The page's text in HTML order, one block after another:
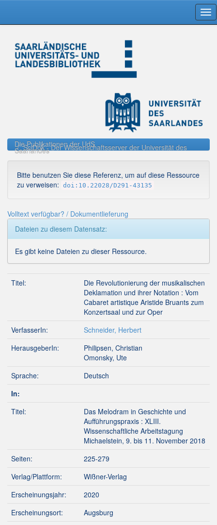
navigation
Die Publikationen der UdS
SciDok - Der Wissenschaftsserver der Universität des
Saarlandes
Bitte benutzen Sie diese Referenz, um auf diese Ressource
zu verweisen: doi:10.22028/D291-43135
Volltext verfügbar? / Dokumentlieferung
Dateien zu diesem Datensatz:
Es gibt keine Dateien zu dieser Ressource.
Titel:
Die Revolutionierung der musikalischen
Deklamation und ihrer Notation : Vom
Cabaret artistique Aristide Bruants zum
Konzertsaal und zur Oper
VerfasserIn:
Schneider, Herbert
HerausgeberIn:
Philipsen, Christian
Omonsky, Ute
Sprache:
Deutsch
In:
Titel:
Das Melodram in Geschichte und
Aufführungspraxis : XLIII.
Wissenschaftliche Arbeitstagung
Michaelstein, 9. bis 11. November 2018
Seiten:
225-279
Verlag/Plattform:
Wißner-Verlag
Erscheinungsjahr:
2020
Erscheinungsort:
Augsburg